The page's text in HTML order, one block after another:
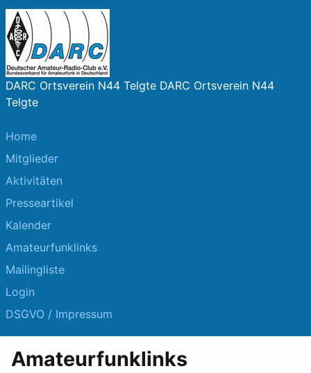
DARC Ortsverein N44 Telgte DARC Ortsverein N44
Telgte
Home
Mitglieder
Aktivitäten
Presseartikel
Kalender
Amateurfunklinks
Mailingliste
Login
DSGVO / Impressum
Amateurfunklinks